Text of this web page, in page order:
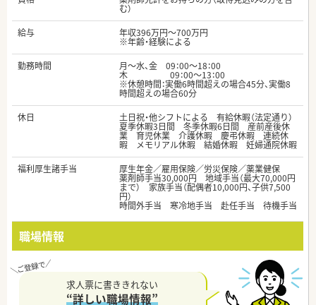
む）
給与
年収396万円～700万円
※年齢・経験による
勤務時間
月～水、金 09：00～18：00
木 09：00～13：00
※休憩時間：実働6時間超えの場合45分、実働8
時間超えの場合60分
休日
土日祝・他シフトによる 有給休暇（法定通り）
夏季休暇3日間 冬季休暇6日間 産前産後休
業 育児休業 介護休暇 慶弔休暇 連続休
暇 メモリアル休暇 結婚休暇 妊婦通院休暇
福利厚生諸手当
厚生年金／雇用保険／労災保険／薬業健保
薬剤師手当30,000円 地域手当（最大70,000円
まで） 家族手当（配偶者10,000円、子供7,500
円）
時間外手当 寒冷地手当 赴任手当 待機手当
職場情報
求人票に書ききれない
“詳しい職場情報”